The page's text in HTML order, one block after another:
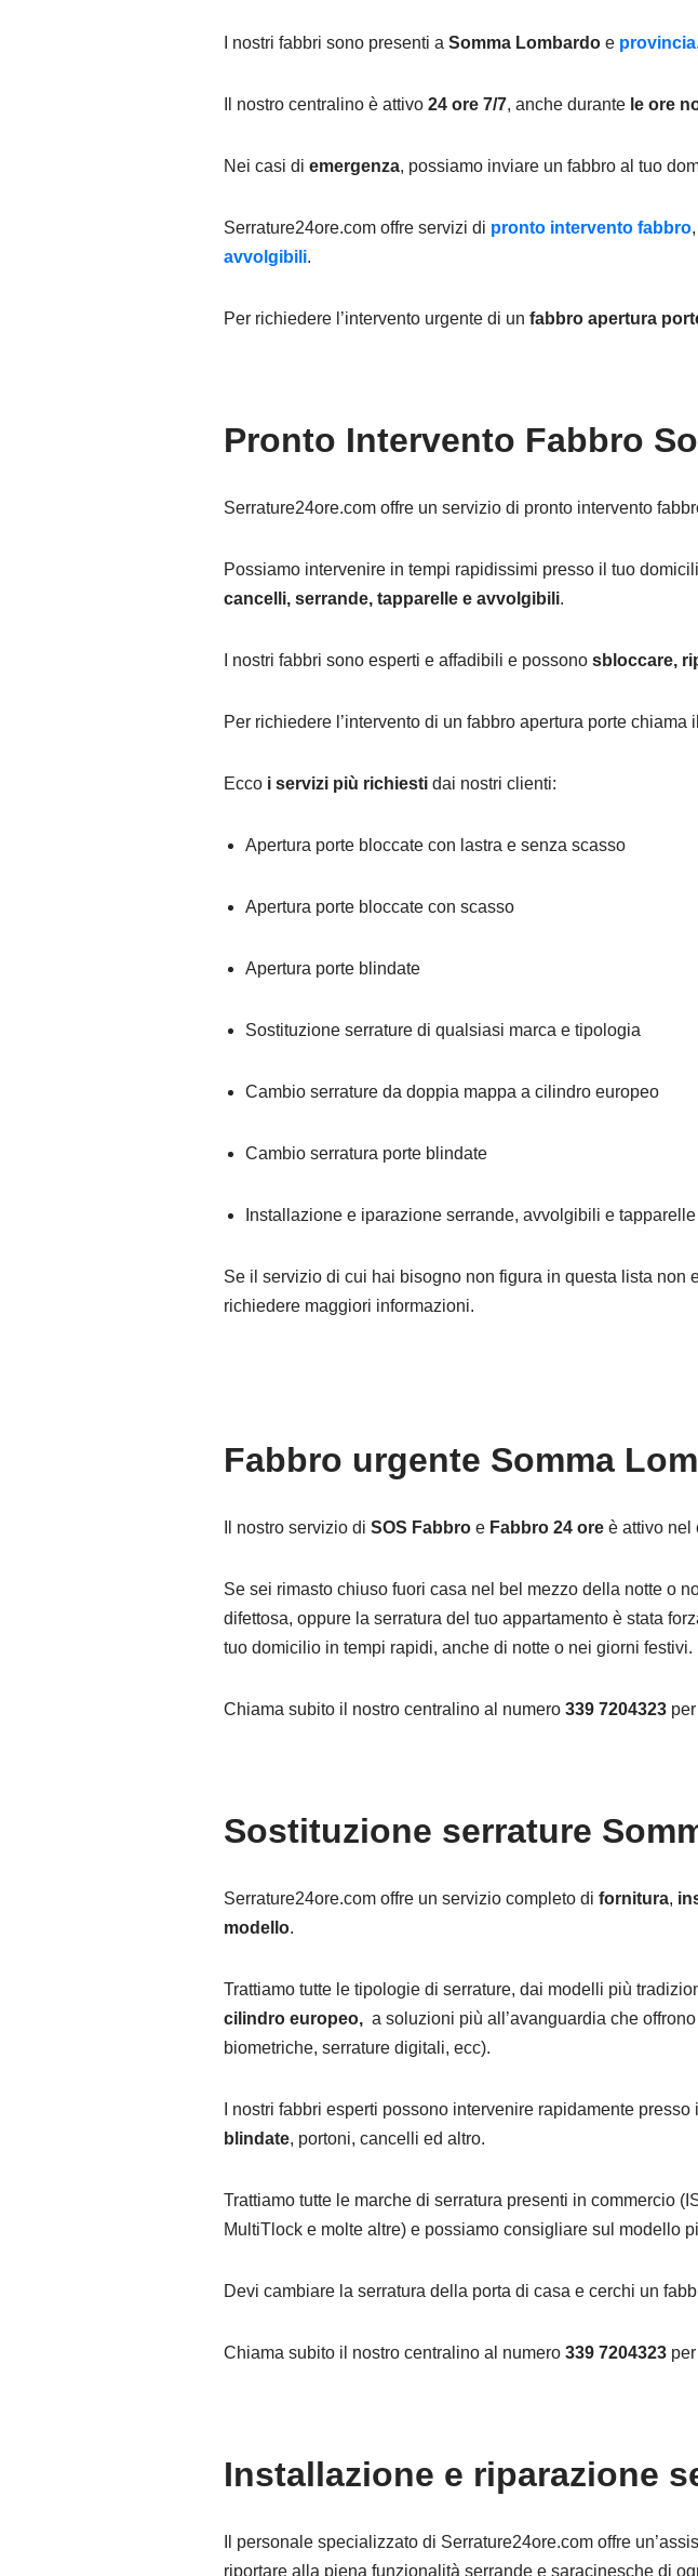
I nostri fabbri sono presenti a Somma Lombardo e provincia.
Il nostro centralino è attivo 24 ore 7/7, anche durante le ore
Nei casi di emergenza, possiamo inviare un fabbro al tuo
Serrature24ore.com offre servizi di pronto intervento fabbro,
avvolgibili.
Per richiedere l’intervento urgente di un fabbro apertura
Pronto Intervento Fabbro
Serrature24ore.com offre un servizio di pronto intervento
Possiamo intervenire in tempi rapidissimi presso il tuo
cancelli, serrande, tapparelle e avvolgibili.
I nostri fabbri sono esperti e affadibili e possono sbloccare,
Per richiedere l’intervento di un fabbro apertura porte chiama
Ecco i servizi più richiesti dai nostri clienti:
Apertura porte bloccate con lastra e senza scasso
Apertura porte bloccate con scasso
Apertura porte blindate
Sostituzione serrature di qualsiasi marca e tipologia
Cambio serrature da doppia mappa a cilindro europeo
Cambio serratura porte blindate
Installazione e iparazione serrande, avvolgibili e tapparelle
Se il servizio di cui hai bisogno non figura in questa lista non
richiedere maggiori informazioni.
Fabbro urgente Somma
Il nostro servizio di SOS Fabbro e Fabbro 24 ore è attivo nel
Se sei rimasto chiuso fuori casa nel bel mezzo della notte o
difettosa, oppure la serratura del tuo appartamento è stata
tuo domicilio in tempi rapidi, anche di notte o nei giorni festivi.
Chiama subito il nostro centralino al numero 339 7204323
Sostituzione serrature
Serrature24ore.com offre un servizio completo di fornitura,
modello.
Trattiamo tutte le tipologie di serrature, dai modelli più
cilindro europeo, a soluzioni più all’avanguardia che
biometriche, serrature digitali, ecc).
I nostri fabbri esperti possono intervenire rapidamente
blindate, portoni, cancelli ed altro.
Trattiamo tutte le marche di serratura presenti in commercio
MultiTlock e molte altre) e possiamo consigliare sul modello
Devi cambiare la serratura della porta di casa e cerchi un
Chiama subito il nostro centralino al numero 339 7204323
Installazione e riparazione
Il personale specializzato di Serrature24ore.com offre
riportare alla piena funzionalità serrande e saracinesche di